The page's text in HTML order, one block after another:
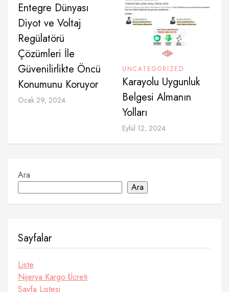
Entegre Dünyası
Diyot ve Voltaj
Regülatörü
Çözümleri İle
Güvenilirlikte Öncü
Konumunu Koruyor
Ocak 29, 2024
UNCATEGORIZED
Karayolu Uygunluk
Belgesi Almanın
Yolları
Eylül 12, 2024
Ara
Ara
Sayfalar
Liste
Nijerya Kargo Ücreti
Sayfa Listesi